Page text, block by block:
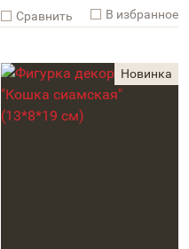
Cравнить В избранное